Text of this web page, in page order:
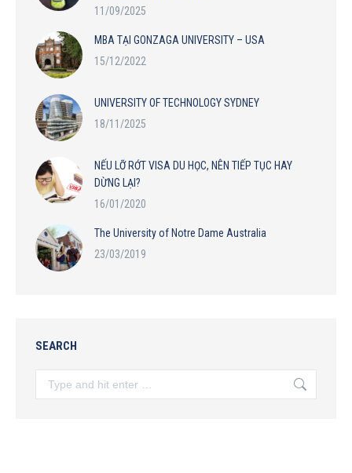
11/09/2025
MBA TẠI GONZAGA UNIVERSITY – USA
15/12/2022
UNIVERSITY OF TECHNOLOGY SYDNEY
18/11/2025
NẾU LỠ RỚT VISA DU HỌC, NÊN TIẾP TỤC HAY
DỪNG LẠI?
16/01/2020
The University of Notre Dame Australia
23/03/2019
SEARCH
Search: